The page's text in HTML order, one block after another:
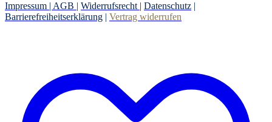
Impressum | AGB | Widerrufsrecht | Datenschutz |
Barrierefreiheitserklärung | Vertrag widerrufen